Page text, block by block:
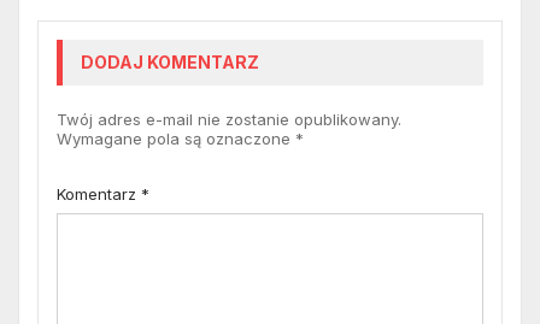
DODAJ KOMENTARZ
Twój adres e-mail nie zostanie opublikowany.
Wymagane pola są oznaczone *
Komentarz *